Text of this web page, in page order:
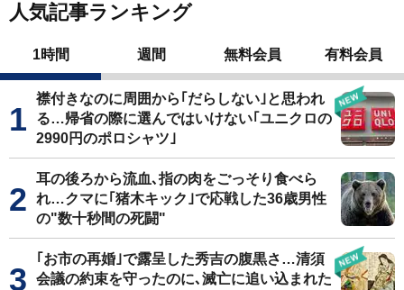
人気記事ランキング
1時間 週間 無料会員 有料会員
襟付きなのに周囲から｢だらしない｣と思われ
る…帰省の際に選んではいけない｢ユニクロの
2990円のポロシャツ｣
耳の後ろから流血､指の肉をごっそり食べら
れ…クマに｢猪木キック｣で応戦した36歳男性
の"数十秒間の死闘"
｢お市の再婚｣で露呈した秀吉の腹黒さ…清須
会議の約束を守ったのに､滅亡に追い込まれた